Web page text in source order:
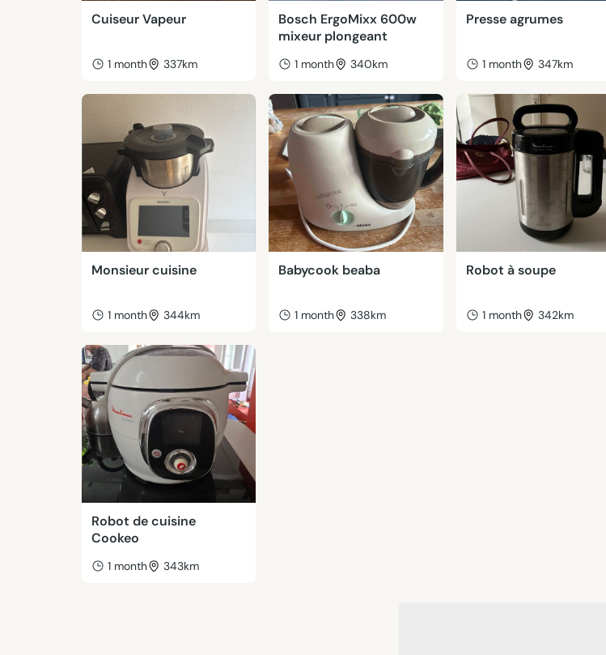
Cuiseur Vapeur
1 month 337km
Bosch ErgoMixx 600w
mixeur plongeant
1 month 340km
Presse agrumes
1 month 347km
Monsieur cuisine
1 month 344km
Babycook beaba
1 month 338km
Robot à soupe
1 month 342km
Robot de cuisine
Cookeo
1 month 343km